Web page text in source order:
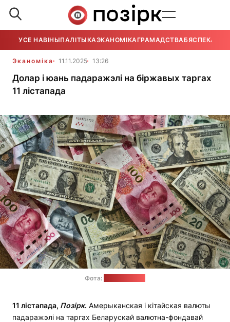
УСЕ НАВІНЫПАЛІТЫКАЭКАНОМІКАГРАМАДСТВАБЯСПЕКА
Эканоміка 11.11.2025 13:26
Долар і юань падаражэлі на біржавых таргах
11 лістапада
Фота:
11 лістапада, Позірк. Амерыканская і кітайская валюты
падаражэлі на таргах Беларускай валютна-фондавай